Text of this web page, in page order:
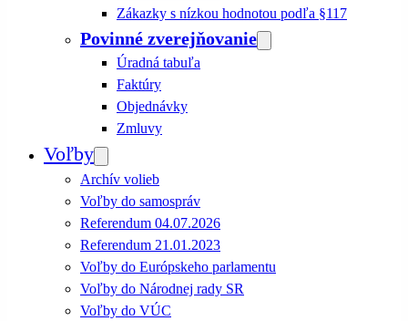
Zákazky s nízkou hodnotou podľa §117
Povinné zverejňovanie
Úradná tabuľa
Faktúry
Objednávky
Zmluvy
Voľby
Archív volieb
Voľby do samospráv
Referendum 04.07.2026
Referendum 21.01.2023
Voľby do Európskeho parlamentu
Voľby do Národnej rady SR
Voľby do VÚC